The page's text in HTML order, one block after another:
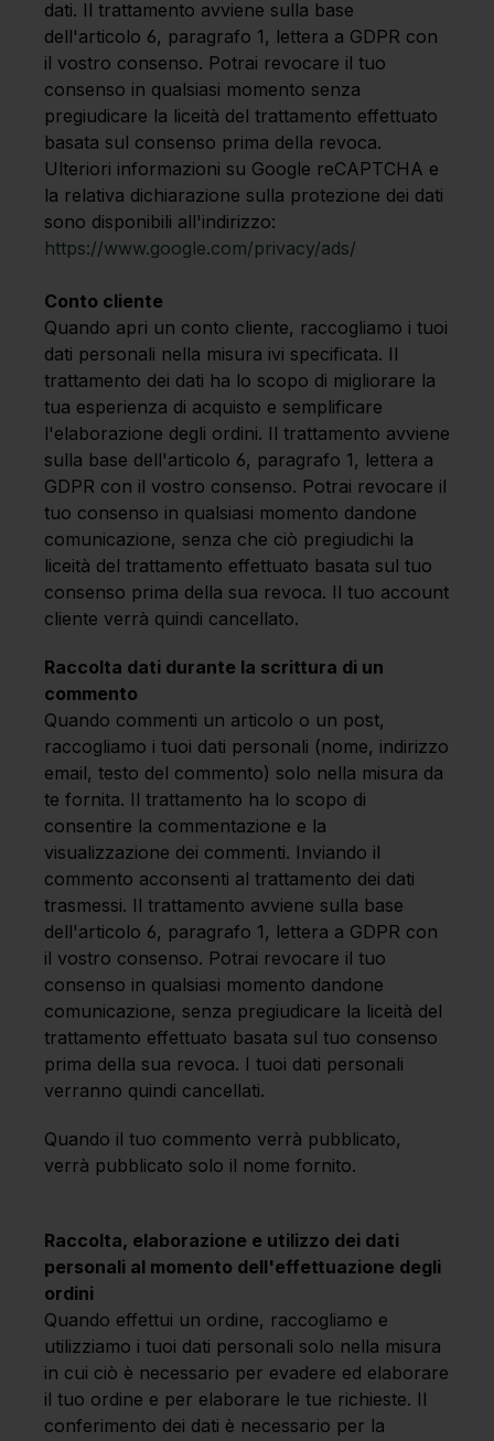
dati. Il trattamento avviene sulla base
dell'articolo 6, paragrafo 1, lettera a GDPR con
il vostro consenso. Potrai revocare il tuo
consenso in qualsiasi momento senza
pregiudicare la liceità del trattamento effettuato
basata sul consenso prima della revoca.
Ulteriori informazioni su Google reCAPTCHA e
la relativa dichiarazione sulla protezione dei dati
sono disponibili all'indirizzo:
https://www.google.com/privacy/ads/
Conto cliente
Quando apri un conto cliente, raccogliamo i tuoi
dati personali nella misura ivi specificata. Il
trattamento dei dati ha lo scopo di migliorare la
tua esperienza di acquisto e semplificare
l'elaborazione degli ordini. Il trattamento avviene
sulla base dell'articolo 6, paragrafo 1, lettera a
GDPR con il vostro consenso. Potrai revocare il
tuo consenso in qualsiasi momento dandone
comunicazione, senza che ciò pregiudichi la
liceità del trattamento effettuato basata sul tuo
consenso prima della sua revoca. Il tuo account
cliente verrà quindi cancellato.
Raccolta dati durante la scrittura di un
commento
Quando commenti un articolo o un post,
raccogliamo i tuoi dati personali (nome, indirizzo
email, testo del commento) solo nella misura da
te fornita. Il trattamento ha lo scopo di
consentire la commentazione e la
visualizzazione dei commenti. Inviando il
commento acconsenti al trattamento dei dati
trasmessi. Il trattamento avviene sulla base
dell'articolo 6, paragrafo 1, lettera a GDPR con
il vostro consenso. Potrai revocare il tuo
consenso in qualsiasi momento dandone
comunicazione, senza pregiudicare la liceità del
trattamento effettuato basata sul tuo consenso
prima della sua revoca. I tuoi dati personali
verranno quindi cancellati.
Quando il tuo commento verrà pubblicato,
verrà pubblicato solo il nome fornito.
Raccolta, elaborazione e utilizzo dei dati
personali al momento dell'effettuazione degli
ordini
Quando effettui un ordine, raccogliamo e
utilizziamo i tuoi dati personali solo nella misura
in cui ciò è necessario per evadere ed elaborare
il tuo ordine e per elaborare le tue richieste. Il
conferimento dei dati è necessario per la